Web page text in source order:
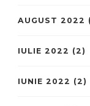
AUGUST 2022
IULIE 2022 (2)
IUNIE 2022 (2)